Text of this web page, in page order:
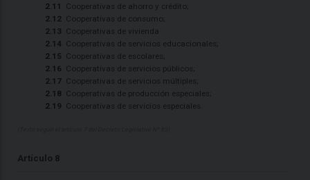
2.11
Cooperativas de ahorro y crédito;
2.12 Cooperativas de consumo;
2.13 Cooperativas de vivienda
2.14 Cooperativas de servicios educacionales;
2.15 Cooperativas de escolares;
2.16 Cooperativas de servicios públicos;
2.17 Cooperativas de servicios múltiples;
2.18 Cooperativas de producción especiales;
2.19 Cooperativas de servicios especiales.
Artículo 8